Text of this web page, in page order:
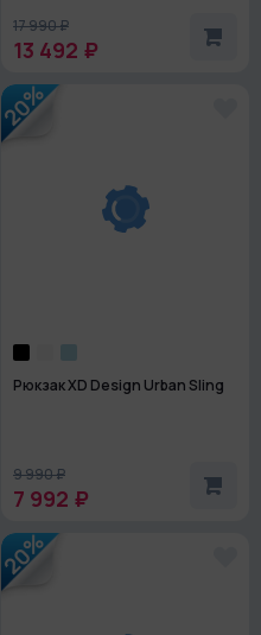
17 990 ₽
13 492 ₽
20%
Рюкзак XD Design Urban Sling
9 990 ₽
7 992 ₽
20%